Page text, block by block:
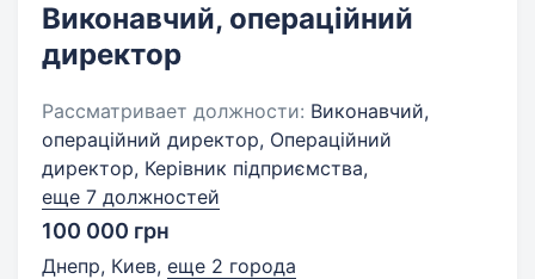
Виконавчий, операційний
директор
Рассматривает должности: Виконавчий,
операційний директор, Операційний
директор, Керівник підприємства,
еще 7 должностей
100 000 грн
Днепр, Киев, еще 2 города